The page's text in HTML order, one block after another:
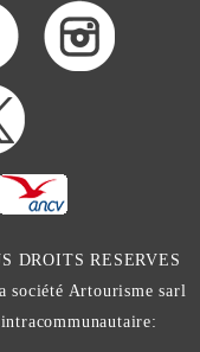
DROITS RESERVES
société Artourisme sarl